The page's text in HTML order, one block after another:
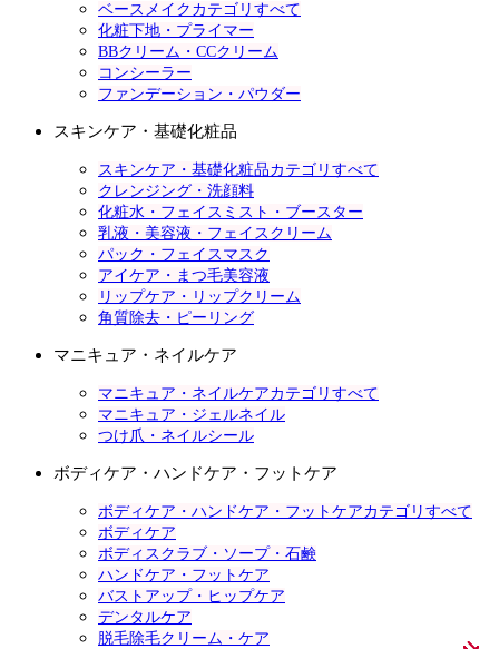
ベースメイクカテゴリすべて
化粧下地・プライマー
BBクリーム・CCクリーム
コンシーラー
ファンデーション・パウダー
スキンケア・基礎化粧品
スキンケア・基礎化粧品カテゴリすべて
クレンジング・洗顔料
化粧水・フェイスミスト・ブースター
乳液・美容液・フェイスクリーム
パック・フェイスマスク
アイケア・まつ毛美容液
リップケア・リップクリーム
角質除去・ピーリング
マニキュア・ネイルケア
マニキュア・ネイルケアカテゴリすべて
マニキュア・ジェルネイル
つけ爪・ネイルシール
ボディケア・ハンドケア・フットケア
ボディケア・ハンドケア・フットケアカテゴリすべて
ボディケア
ボディスクラブ・ソープ・石鹸
ハンドケア・フットケア
バストアップ・ヒップケア
デンタルケア
脱毛除毛クリーム・ケア